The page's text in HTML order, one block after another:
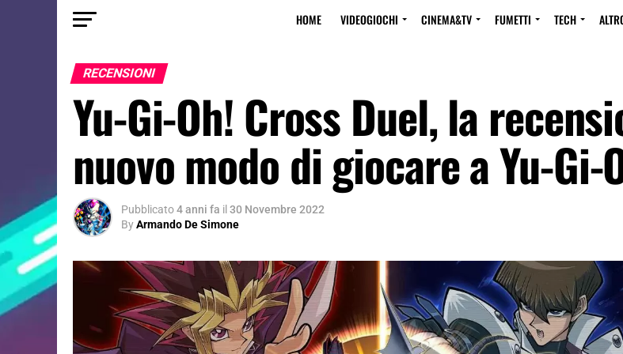
HOME VIDEOGIOCHI CINEMA&TV FUMETTI TECH
RECENSIONI
Yu-Gi-Oh! Cross Duel, la
nuovo modo di giocare a Yu-Gi-
Pubblicato4 anni fa il 30 Novembre 2022
ByArmando De Simone